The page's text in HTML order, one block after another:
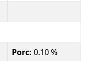
Porc: 0.10 %